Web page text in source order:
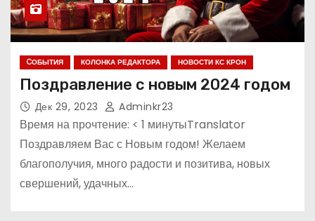
CОБЫТИЯ КОЛОНКА РЕДАКТОРА НОВОСТИ КС КРОН
Поздравление с новым 2024 годом
Дек 29, 2023 Adminkr23
Время на прочтение: < 1 минутыTranslator
Поздравляем Вас с Новым годом! Желаем
благополучия, много радости и позитива, новых
свершений, удачных…